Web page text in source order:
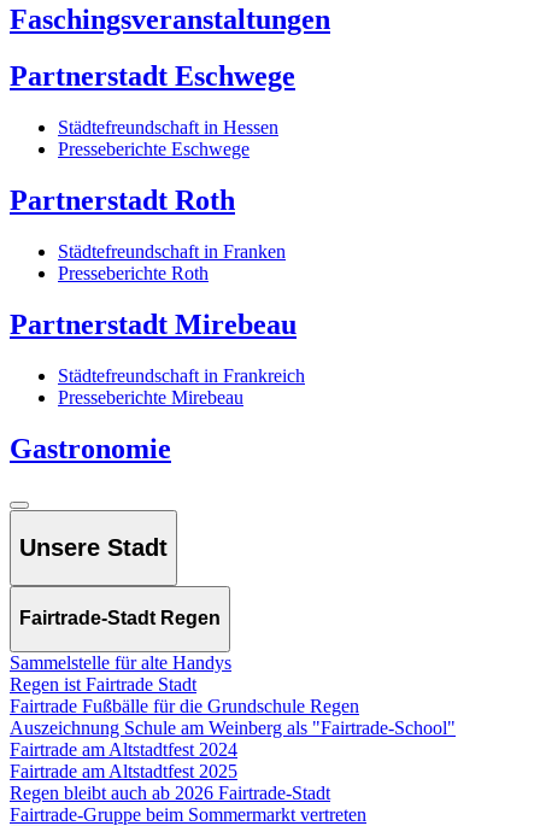
Faschingsveranstaltungen
Partnerstadt Eschwege
Städtefreundschaft in Hessen
Presseberichte Eschwege
Partnerstadt Roth
Städtefreundschaft in Franken
Presseberichte Roth
Partnerstadt Mirebeau
Städtefreundschaft in Frankreich
Presseberichte Mirebeau
Gastronomie
Unsere Stadt
Fairtrade-Stadt Regen
Sammelstelle für alte Handys
Regen ist Fairtrade Stadt
Fairtrade Fußbälle für die Grundschule Regen
Auszeichnung Schule am Weinberg als "Fairtrade-School"
Fairtrade am Altstadtfest 2024
Fairtrade am Altstadtfest 2025
Regen bleibt auch ab 2026 Fairtrade-Stadt
Fairtrade-Gruppe beim Sommermarkt vertreten